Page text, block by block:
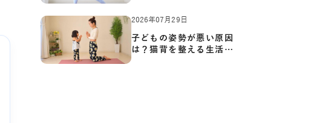
2026年07月29日
子どもの姿勢が悪い原因
は？猫背を整える生活習
慣と…